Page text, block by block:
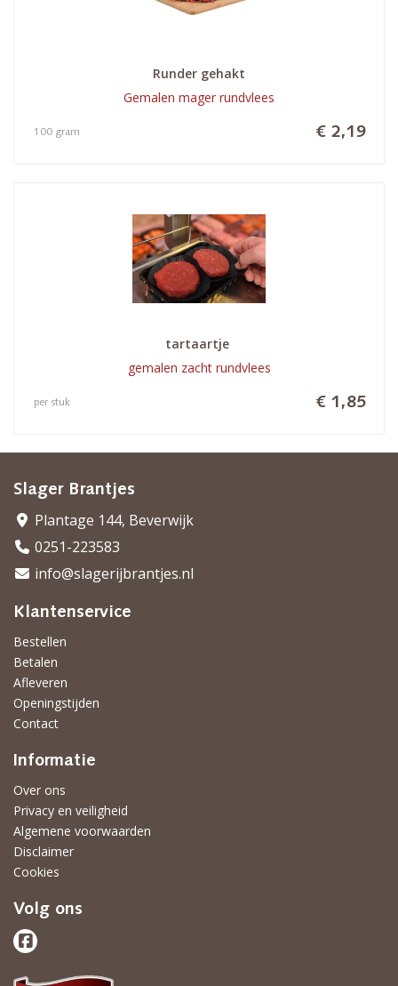
Runder gehakt
Gemalen mager rundvlees
€ 2,19
100 gram
tartaartje
gemalen zacht rundvlees
€ 1,85
per stuk
Slager Brantjes
Plantage 144, Beverwijk
0251-223583
info@slagerijbrantjes.nl
Klantenservice
Bestellen
Betalen
Afleveren
Openingstijden
Contact
Informatie
Over ons
Privacy en veiligheid
Algemene voorwaarden
Disclaimer
Cookies
Volg ons